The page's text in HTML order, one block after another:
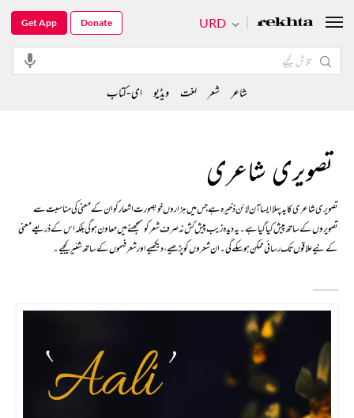
تصویری شاعری
تصویری شاعری کا یہ پہلا ایسا آن لائن ذخیرہ ہے جس میں ہزاروں خوبصورت اشعار کو ان کے معنی کی مناسبت سے
تصویروں کے ساتھ پیش کیا گیا ہے۔ یہ دیدہ زیب پیش کش نہ صرف شعر کو سمجھنے میں معاون ہوگی بلکہ اس کے ذریعے معنی
کے نیےعلاقوں تک رسائی ممکن ہو سکے گی۔ ان شعروں کو پڑھیے، دیکھیے اور شعر فہموں کے ساتھ شئیر کیجیے۔
URD
Get App Donate
شاعر شعر لغت ویڈیو ای-کتاب